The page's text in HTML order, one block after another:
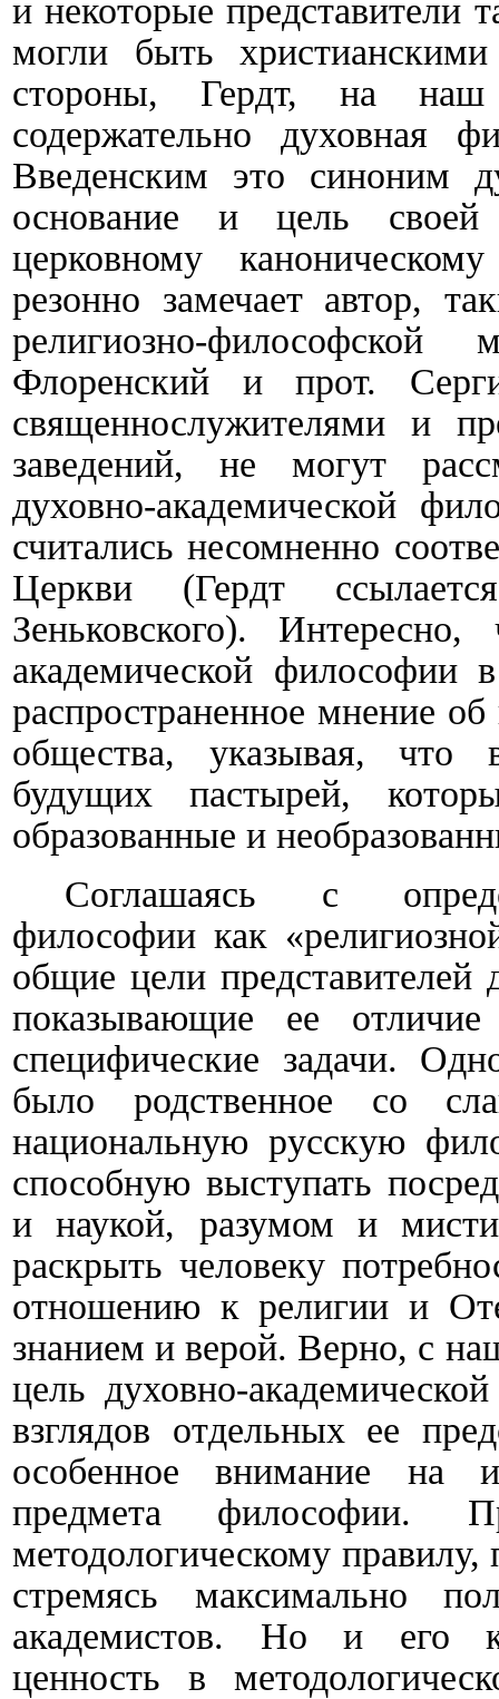
и некоторые представители
могли быть
стороны, Гердт, на наш
содержательно духовная
Введенским это синоним
основание и цель
церковному
резонно замечает автор,
религиозно-
Флоренский и прот.
священнослужителями и
заведений, не могут
духовно-академической
считались несомненно
Церкви (Гердт
Зеньковского).
академической философии
распространенное мнение
общества, указывая, что
будущих пастырей,
образованные и
Соглашаясь с
философии как
общие цели представителей
показывающие ее
специфические задачи.
было родственное со
национальную русскую
способную выступать
и наукой, разумом и
раскрыть человеку
отношению к религии и
знанием и верой. Верно, с
цель духовно-
взглядов отдельных ее
особенное внимание на
предмета философии.
методологическому
стремясь максимально
академистов. Но и его
ценность в